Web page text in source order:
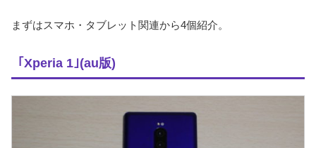
まずはスマホ・タブレット関連から4個紹介。
｢Xperia 1｣(au版)